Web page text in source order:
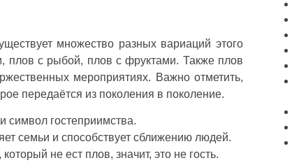
множество разных вариаций этого
с рыбой, плов с фруктами. Также плов
мероприятиях. Важно отметить,
передаётся из поколения в поколение.
символ гостеприимства.
семьи и способствует сближению людей.
не ест плов, значит, это не гость.